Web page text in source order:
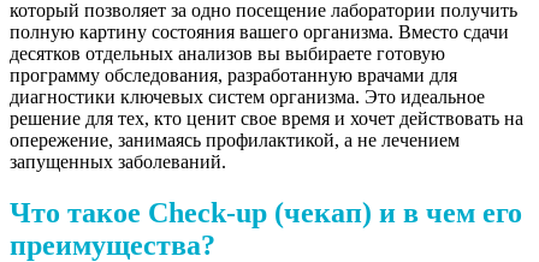
который позволяет за одно посещение лаборатории получить
полную картину состояния вашего организма. Вместо сдачи
десятков отдельных анализов вы выбираете готовую
программу обследования, разработанную врачами для
диагностики ключевых систем организма. Это идеальное
решение для тех, кто ценит свое время и хочет действовать на
опережение, занимаясь профилактикой, а не лечением
запущенных заболеваний.
Что такое Check-up (чекап) и в чем его
преимущества?